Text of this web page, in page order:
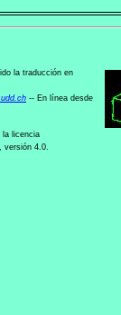
la traducción en
.ch -- En línea desde
la licencia
, versión 4.0.